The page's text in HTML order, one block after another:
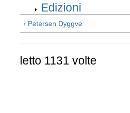
Edizioni
‹ Petersen Dyggve
letto 1131 volte